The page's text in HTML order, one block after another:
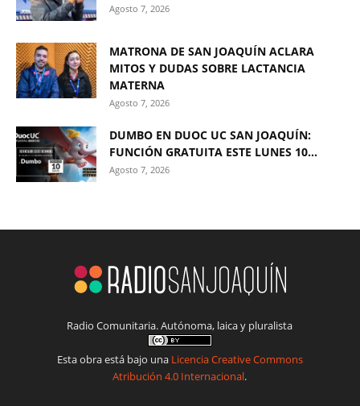
Agosto 7, 2026
MATRONA DE SAN JOAQUÍN ACLARA
MITOS Y DUDAS SOBRE LACTANCIA
MATERNA
Agosto 7, 2026
DUMBO EN DUOC UC SAN JOAQUÍN:
FUNCIÓN GRATUITA ESTE LUNES 10...
Agosto 7, 2026
Radio Comunitaria. Autónoma, laica y pluralista
Esta obra está bajo una Licencia Creative Commons
Atribución 4.0 Internacional.